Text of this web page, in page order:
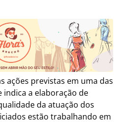
ações previstas em uma das
a elaboração de
da atuação dos
estão trabalhando em